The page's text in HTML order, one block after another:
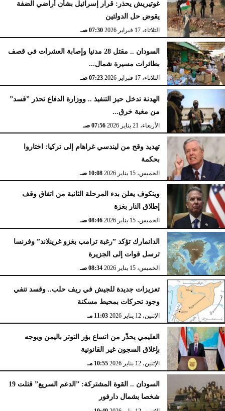
غوتيريش يحذر: قرار إسرائيل بشأن أراضي الضفة
يقوض حل الدولتين
الثلاثاء، 17 فبراير 2026 07:30 صـ
السودان .. مقتل 28 مدنيا وإصابة العشرات في قصف
بطائرات مسيرة شمال...
الثلاثاء، 17 فبراير 2026 07:23 صـ
الهدنة تدخل حيز التنفيذ .. ووزارة الدفاع تحذر ”قسد”
من مغبة خرق...
الأربعاء، 21 يناير 2026 07:56 صـ
تهديد وقح من ليندسي غراهام إلى تركيا: اختاروا
بحكمة
الخميس، 15 يناير 2026 10:08 صـ
ويتكوف يعلن بدء المرحلة الثانية من اتفاق وقف
إطلاق النار بغزة
الخميس، 15 يناير 2026 08:46 صـ
الدانمارك تؤكد ”رغبة ترامب بغزو غرينلاند” وفرنسا
ترسل قوات إلى الجزيرة
الخميس، 15 يناير 2026 08:34 صـ
تعزيزات جديدة للجيش في ريف حلب.. وقسد تنفي
وجود تحركات بمحيط مسكنة
الإثنين، 12 يناير 2026 11:03 مـ
العليمي يحذّر من اتساع بؤر التوتر باليمن ويوجه
بإغلاق السجون غير القانونية
الإثنين، 12 يناير 2026 10:55 مـ
السودان .. القوة المشتركة: ”الدعم السريع” قتلت 19
شخصا بشمال دارفور